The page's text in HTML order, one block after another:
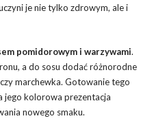
je nie tylko zdrowym, ale i
pomidorowym i warzywami.
a do sosu dodać różnorodne
marchewka. Gotowanie tego
jego kolorowa prezentacja
nowego smaku.